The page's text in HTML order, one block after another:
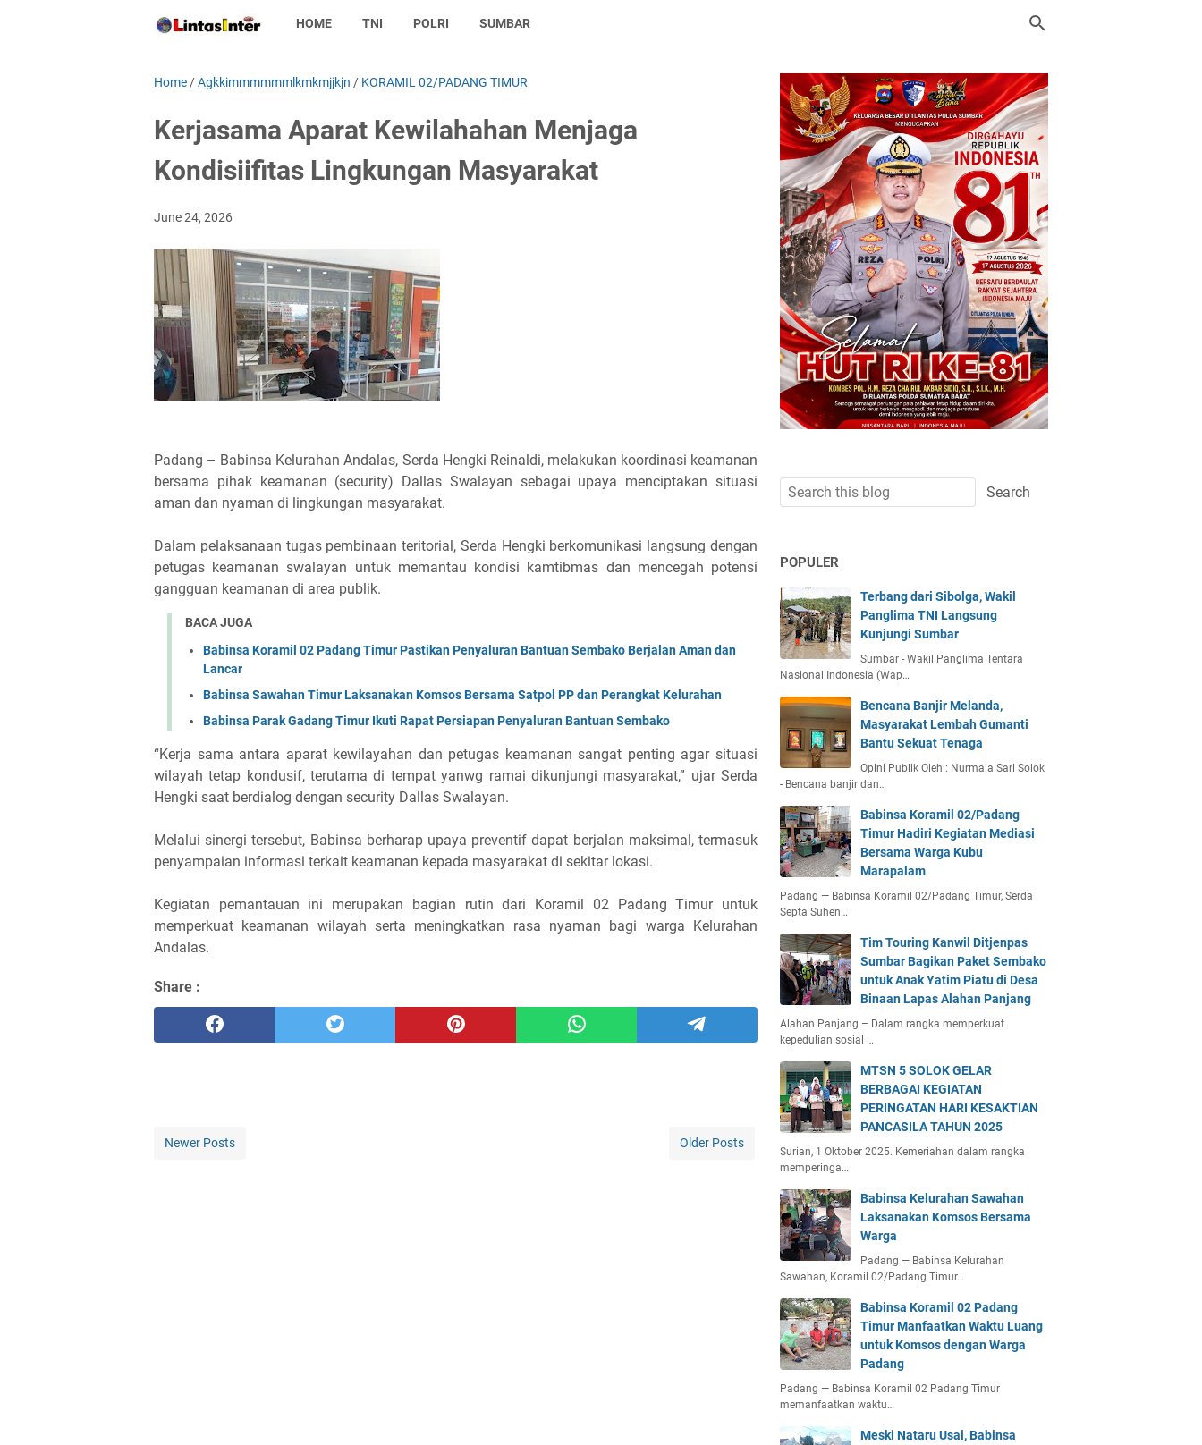
HOME TNI POLRI SUMBAR
Home /Agkkimmmmmmlkmkmjjkjn / KORAMIL 02/PADANG TIMUR
Kerjasama Aparat Kewilahahan Menjaga
Kondisiifitas Lingkungan Masyarakat
June 24, 2026
Padang – Babinsa Kelurahan Andalas, Serda Hengki Reinaldi, melakukan koordinasi keamanan
bersama pihak keamanan (security) Dallas Swalayan sebagai upaya menciptakan situasi
aman dan nyaman di lingkungan masyarakat.
Dalam pelaksanaan tugas pembinaan teritorial, Serda Hengki berkomunikasi langsung dengan
petugas keamanan swalayan untuk memantau kondisi kamtibmas dan mencegah potensi
gangguan keamanan di area publik.
BACA JUGA
Babinsa Koramil 02 Padang Timur Pastikan Penyaluran Bantuan Sembako Berjalan Aman dan
Lancar
Babinsa Sawahan Timur Laksanakan Komsos Bersama Satpol PP dan Perangkat Kelurahan
Babinsa Parak Gadang Timur Ikuti Rapat Persiapan Penyaluran Bantuan Sembako
“Kerja sama antara aparat kewilayahan dan petugas keamanan sangat penting agar situasi
wilayah tetap kondusif, terutama di tempat yanwg ramai dikunjungi masyarakat,” ujar Serda
Hengki saat berdialog dengan security Dallas Swalayan.
Melalui sinergi tersebut, Babinsa berharap upaya preventif dapat berjalan maksimal, termasuk
penyampaian informasi terkait keamanan kepada masyarakat di sekitar lokasi.
Kegiatan pemantauan ini merupakan bagian rutin dari Koramil 02 Padang Timur untuk
memperkuat keamanan wilayah serta meningkatkan rasa nyaman bagi warga Kelurahan
Andalas.
Share :
Newer Posts Older Posts
POPULER
Terbang dari Sibolga, Wakil
Panglima TNI Langsung
Kunjungi Sumbar
Sumbar - Wakil Panglima Tentara
Nasional Indonesia (Wap…
Bencana Banjir Melanda,
Masyarakat Lembah Gumanti
Bantu Sekuat Tenaga
Opini Publik Oleh : Nurmala Sari Solok
- Bencana banjir dan…
Babinsa Koramil 02/Padang
Timur Hadiri Kegiatan Mediasi
Bersama Warga Kubu
Marapalam
Padang — Babinsa Koramil 02/Padang Timur, Serda
Septa Suhen…
Tim Touring Kanwil Ditjenpas
Sumbar Bagikan Paket Sembako
untuk Anak Yatim Piatu di Desa
Binaan Lapas Alahan Panjang
Alahan Panjang – Dalam rangka memperkuat
kepedulian sosial …
MTSN 5 SOLOK GELAR
BERBAGAI KEGIATAN
PERINGATAN HARI KESAKTIAN
PANCASILA TAHUN 2025
Surian, 1 Oktober 2025. Kemeriahan dalam rangka
memperinga…
Babinsa Kelurahan Sawahan
Laksanakan Komsos Bersama
Warga
Padang — Babinsa Kelurahan
Sawahan, Koramil 02/Padang Timur…
Babinsa Koramil 02 Padang
Timur Manfaatkan Waktu Luang
untuk Komsos dengan Warga
Padang
Padang — Babinsa Koramil 02 Padang Timur
memanfaatkan waktu…
Meski Nataru Usai, Babinsa